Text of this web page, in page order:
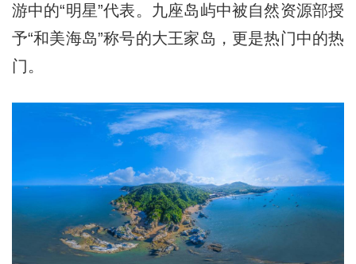
游中的“明星”代表。九座岛屿中被自然资源部授
予“和美海岛”称号的大王家岛，更是热门中的热
门。